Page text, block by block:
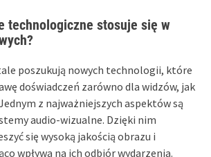
technologiczne stosuje się w
poszukują nowych technologii, które
doświadczeń zarówno dla widzów, jak
z najważniejszych aspektów są
audio-wizualne. Dzięki nim
się wysoką jakością obrazu i
wpływa na ich odbiór wydarzenia.